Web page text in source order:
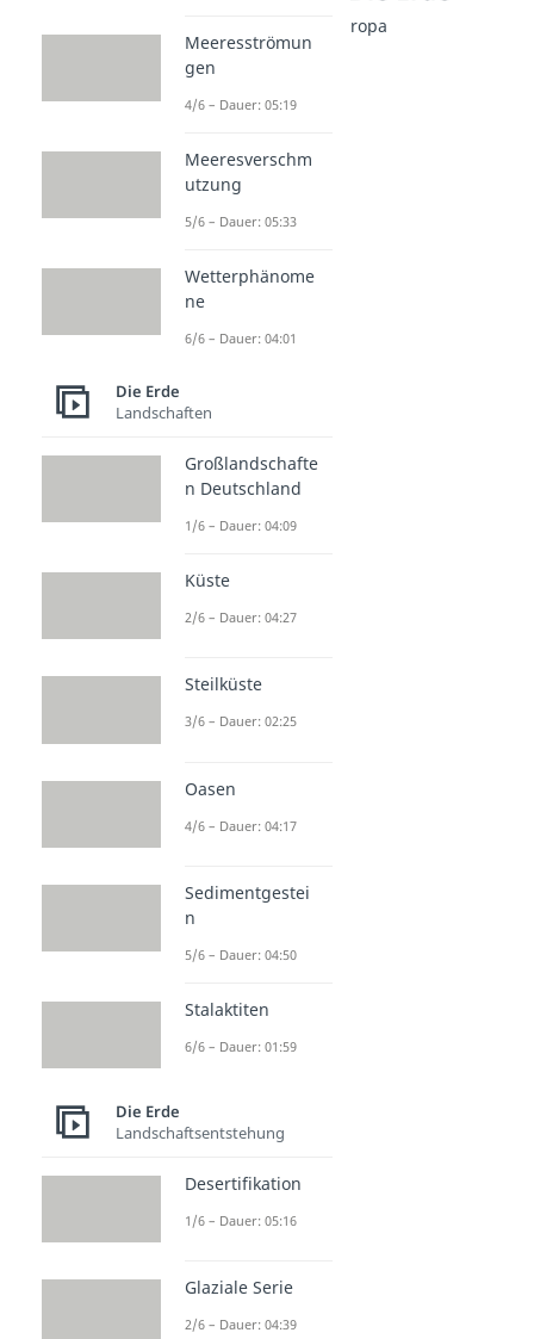
Berühmte Bauwerke in Europa
Berühmte Bauwerke
Dauer: 03:14
Brandenburger Tor
Big Ben
Dauer: 02:32
Buckingham Palace
Dauer: 02:42
Dauer: 03:02
Meeresströmun
gen
4/6 – Dauer: 05:19
Meeresverschm
utzung
5/6 – Dauer: 05:33
Wetterphänome
ne
6/6 – Dauer: 04:01
Die Erde
Landschaften
Großlandschafte
n Deutschland
1/6 – Dauer: 04:09
Küste
2/6 – Dauer: 04:27
Steilküste
3/6 – Dauer: 02:25
Oasen
4/6 – Dauer: 04:17
Sedimentgestei
n
5/6 – Dauer: 04:50
Stalaktiten
6/6 – Dauer: 01:59
Die Erde
Landschaftsentstehung
Desertifikation
1/6 – Dauer: 05:16
Glaziale Serie
2/6 – Dauer: 04:39